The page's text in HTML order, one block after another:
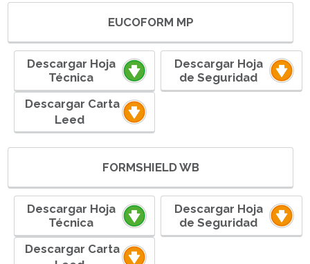
EUCOFORM MP
Descargar Hoja
Técnica
Descargar Hoja
de Seguridad
ㅤㅤ ㅤㅤㅤㅤㅤㅤDescargar Carta
Leedㅤ ㅤㅤㅤㅤㅤㅤ
FORMSHIELD WB
Descargar Hoja
Técnica
Descargar Hoja
de Seguridad
ㅤㅤ ㅤㅤㅤㅤㅤㅤDescargar Carta